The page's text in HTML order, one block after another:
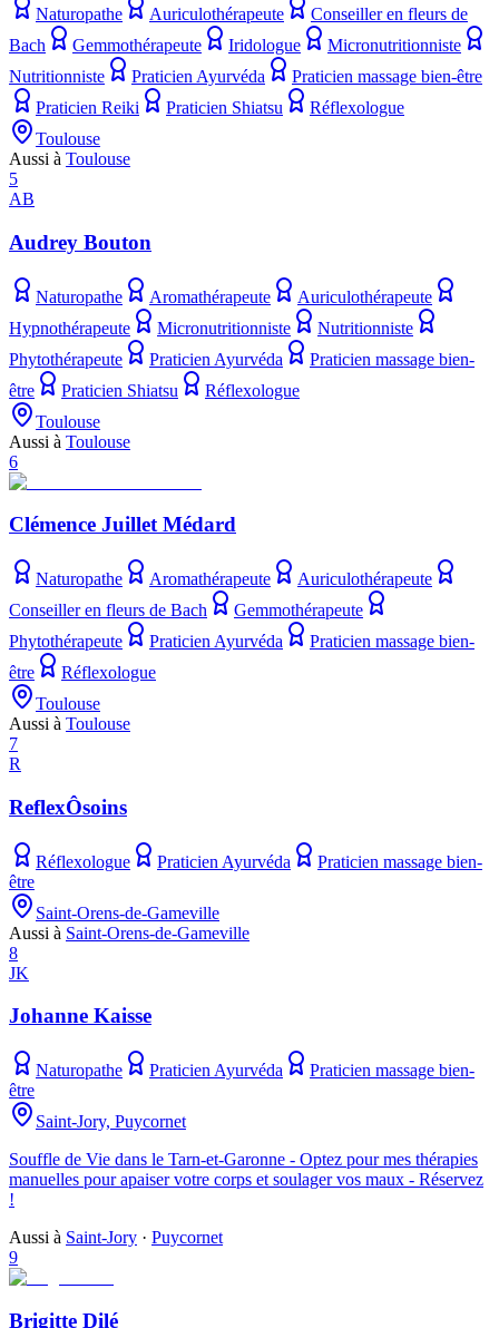
Naturopathe Auriculothérapeute
Conseiller en fleurs de
Bach
Gemmothérapeute Iridologue
Micronutritionniste
Nutritionniste
Praticien Ayurvéda
Praticien massage bien-être
Praticien Reiki
Praticien Shiatsu
Réflexologue
Toulouse
Aussi à Toulouse
5
AB
Audrey Bouton
Naturopathe Aromathérapeute
Auriculothérapeute
Hypnothérapeute
Micronutritionniste
Nutritionniste
Phytothérapeute
Praticien Ayurvéda
Praticien massage bien-
être
Praticien Shiatsu
Réflexologue
Toulouse
Aussi à Toulouse
6
Clémence Juillet Médard
Naturopathe Aromathérapeute
Auriculothérapeute
Conseiller en fleurs de Bach
Gemmothérapeute
Phytothérapeute
Praticien Ayurvéda
Praticien massage bien-
être
Réflexologue
Toulouse
Aussi à Toulouse
7
R
ReflexÔsoins
Réflexologue Praticien Ayurvéda
Praticien massage bien-
être
Saint-Orens-de-Gameville
Aussi à Saint-Orens-de-Gameville
8
JK
Johanne Kaisse
Naturopathe Praticien Ayurvéda
Praticien massage bien-
être
Saint-Jory, Puycornet
Souffle de Vie dans le Tarn-et-Garonne - Optez pour mes thérapies
manuelles pour apaiser votre corps et soulager vos maux - Réservez
!
Aussi à Saint-Jory · Puycornet
9
Brigitte Dilé